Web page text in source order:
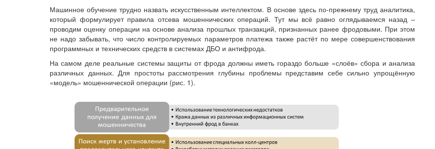
Машинное обучение трудно назвать искусственным интеллектом. В основе здесь по-прежнему труд аналитика,
который формулирует правила отсева мошеннических операций. Тут мы всё равно оглядываемся назад –
проводим оценку операции на основе анализа прошлых транзакций, признанных ранее фродовыми. При этом
не надо забывать, что число контролируемых параметров платежа также растёт по мере совершенствования
программных и технических средств в системах ДБО и антифрода.
На самом деле реальные системы защиты от фрода должны иметь гораздо больше «слоёв» сбора и анализа
различных данных. Для простоты рассмотрения глубины проблемы представим себе сильно упрощённую
«модель» мошеннической операции (рис. 1).